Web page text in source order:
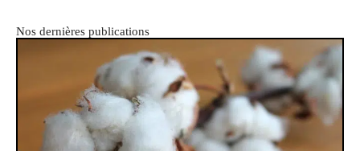
Nos dernières publications